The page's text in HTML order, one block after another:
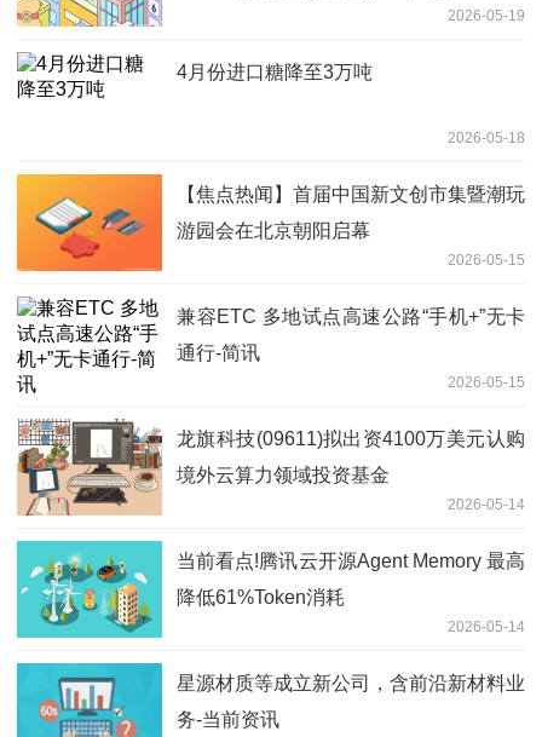
2026-05-19
4月份进口糖降至3万吨
2026-05-18
【焦点热闻】首届中国新文创市集暨潮玩
游园会在北京朝阳启幕
2026-05-15
兼容ETC 多地试点高速公路“手机+”无卡
通行-简讯
2026-05-15
龙旗科技(09611)拟出资4100万美元认购
境外云算力领域投资基金
2026-05-14
当前看点!腾讯云开源Agent Memory 最高
降低61%Token消耗
2026-05-14
星源材质等成立新公司，含前沿新材料业
务-当前资讯